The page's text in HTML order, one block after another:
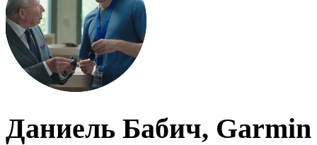
Даниель Бабич, Garmin